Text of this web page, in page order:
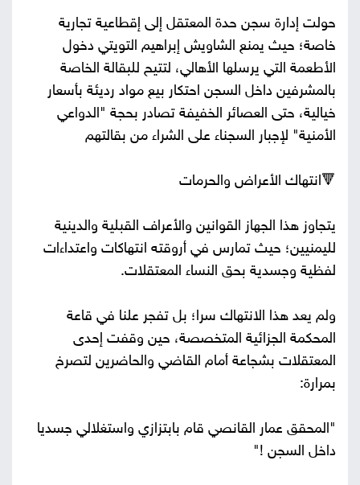
حولت إدارة سجن حدة المعتقل إلى إقطاعية تجارية
خاصة؛ حيث يمنع الشاويش إبراهيم التويتي دخول
الأطعمة التي يرسلها الأهالي، لتتيح للبقالة الخاصة
بالمشرفين داخل السجن احتكار بيع مواد رديئة بأسعار
خيالية، حتى العصائر الخفيفة تصادر بحجة "الدواعي
الأمنية" لإجبار السجناء على الشراء من بقالتهم
🔻انتهاك الأعراض والحرمات
يتجاوز هذا الجهاز القوانين والأعراف القبلية والدينية
لليمنيين؛ حيث تمارس في أروقته انتهاكات واعتداءات
لفظية وجسدية بحق النساء المعتقلات.
ولم يعد هذا الانتهاك سرا؛ بل تفجر علنا في قاعة
المحكمة الجزائية المتخصصة، حين وقفت إحدى
المعتقلات بشجاعة أمام القاضي والحاضرين لتصرخ
بمرارة:
"المحقق عمار القانصي قام بابتزازي واستغلالي جسديا
داخل السجن !"